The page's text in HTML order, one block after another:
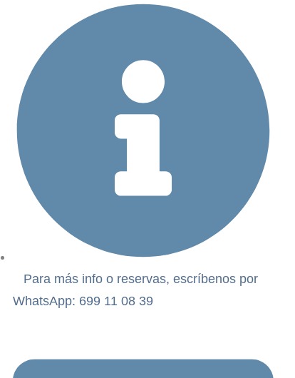
Para más info o reservas, escríbenos por
WhatsApp: 699 11 08 39